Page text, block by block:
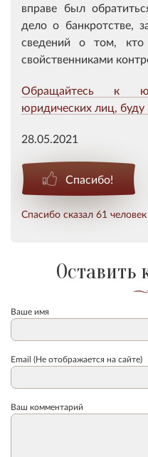
вправе был
дело о банкротстве,
сведений о том, кто
свойственниками
Обращайтесь к
юридических лиц, буду
28.05.2021
Спасибо!
Спасибо сказал 61 человек
Оставить
Ваше имя
Email (Не отображается на сайте)
Ваш комментарий